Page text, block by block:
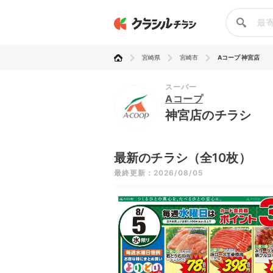
宮崎県 宮崎市 Aコープ 神宮店
スーパー
Aコープ
神宮店のチラシ
最新のチラシ（全10枚）
最終更新：2026/08/05